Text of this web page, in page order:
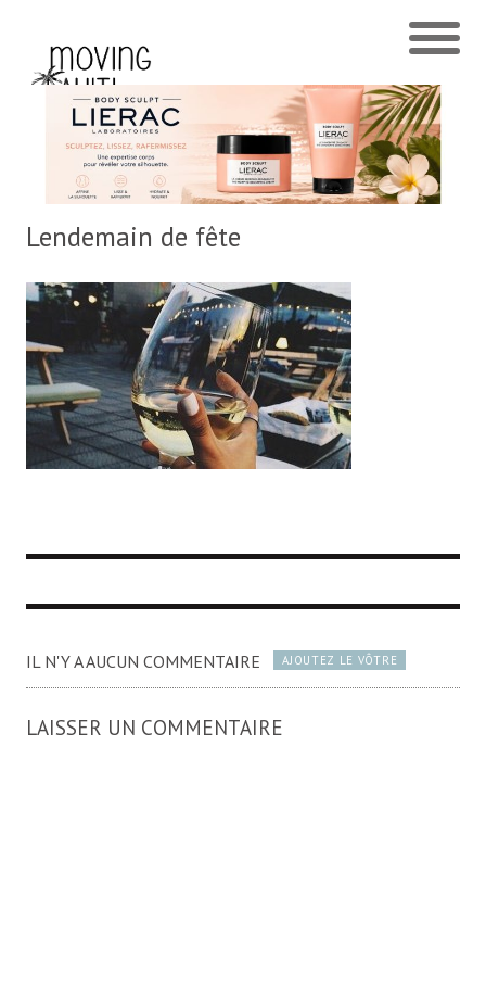
Lendemain de fête
IL N'Y A AUCUN COMMENTAIRE AJOUTEZ LE VÔTRE
LAISSER UN COMMENTAIRE